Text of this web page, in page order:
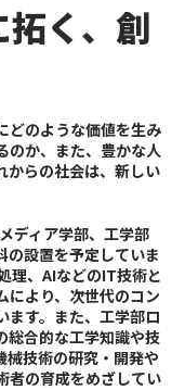
く、創
どのような価値を生み
のか、また、豊かな人
からの社会は、新しい
ディア学部、工学部
の設置を予定していま
理、AIなどのIT技術と
により、次世代のコン
ます。また、工学部ロ
総合的な工学知識や技
械技術の研究・開発や
者の育成をめざしてい